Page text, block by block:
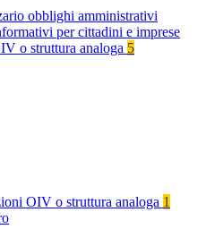
obblighi amministrativi
per cittadini e imprese
o struttura analoga 5
OIV o struttura analoga 1